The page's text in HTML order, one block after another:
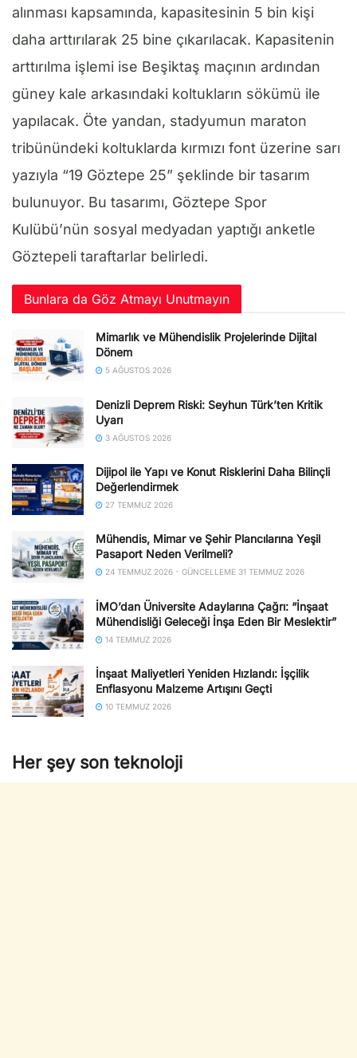
alınması kapsamında, kapasitesinin 5 bin kişi
daha arttırılarak 25 bine çıkarılacak. Kapasitenin
arttırılma işlemi ise Beşiktaş maçının ardından
güney kale arkasındaki koltukların sökümü ile
yapılacak. Öte yandan, stadyumun maraton
tribünündeki koltuklarda kırmızı font üzerine sarı
yazıyla “19 Göztepe 25” şeklinde bir tasarım
bulunuyor. Bu tasarımı, Göztepe Spor
Kulübü’nün sosyal medyadan yaptığı anketle
Göztepeli taraftarlar belirledi.
Bunlara da Göz Atmayı Unutmayın
Mimarlık ve Mühendislik Projelerinde Dijital
Dönem
5 AĞUSTOS 2026
Denizli Deprem Riski: Seyhun Türk’ten Kritik
Uyarı
3 AĞUSTOS 2026
Dijipol ile Yapı ve Konut Risklerini Daha Bilinçli
Değerlendirmek
27 TEMMUZ 2026
Mühendis, Mimar ve Şehir Plancılarına Yeşil
Pasaport Neden Verilmeli?
24 TEMMUZ 2026 - GÜNCELLEME 31 TEMMUZ 2026
İMO’dan Üniversite Adaylarına Çağrı: “İnşaat
Mühendisliği Geleceği İnşa Eden Bir Meslektir”
14 TEMMUZ 2026
İnşaat Maliyetleri Yeniden Hızlandı: İşçilik
Enflasyonu Malzeme Artışını Geçti
10 TEMMUZ 2026
Her şey son teknoloji